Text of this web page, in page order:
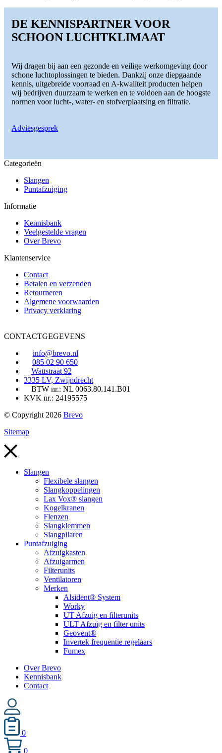
DE KENNISPARTNER VOOR
SCHOON LUCHTKLIMAAT
Wij dragen bij aan een gezonde en veilige werkomgeving door
schone luchtoplossingen te bieden. Dankzij onze diepgaande
kennis, uitgebreide voorraad en A-kwaliteit producten helpen
wij bedrijven duurzaam te werken en te voldoen aan de hoogste
normen voor lucht-, water- en stofverplaatsing en filtratie.
Adviesgesprek
Categorieën
Slangen
Puntafzuiging
Informatie
Kennisbank
Veelgestelde vragen
Over Brevo
Klantenservice
Contact
Betalen en verzenden
Retourneren
Algemene voorwaarden
Privacy verklaring
CONTACTGEGEVENS
info@brevo.nl
085 02 90 650
Wattstraat 92
3335 LV, Zwijndrecht
BTW nr.: NL 0063.80.141.B01
KVK nr.: 24195575
© Copyright 2026 Brevo
Sitemap
Slangen
Flexibele slangen
Slangkoppelingen
Lax Vox® slangen
Kogelkranen
Flenzen
Slangklemmen
Slangpilaren
Puntafzuiging
Afzuigkasten
Afzuigarmen
Filterunits
Ventilatoren
Merken
Alsident® System
Worky
UT Afzuig en filterunits
ULT Afzuig en filter units
Geovent®
Invertek frequentie regelaars
Fumex
Over Brevo
Kennisbank
Contact
0
0